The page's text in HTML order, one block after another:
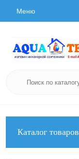
Меню
Каталог товаров